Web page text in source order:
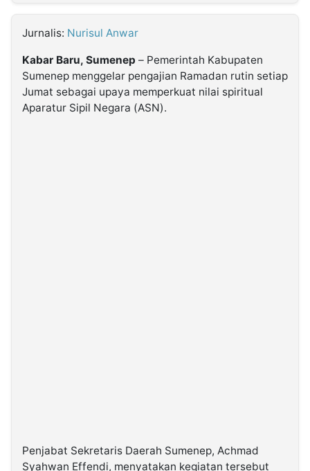
INDONESIA
Partner
Insight
NTB
Suara
Time
Lens
IDN
Daily
Jogja
Jalan
Rakyat
Idealita
News
Kita
Notice
Dinamikapost.com
Radar
Baru
Seedbacklink
Jurnalis: Nurisul Anwar
Kabar Baru, Sumenep – Pemerintah Kabupaten
Sumenep menggelar pengajian Ramadan rutin setiap
Jumat sebagai upaya memperkuat nilai spiritual
Aparatur Sipil Negara (ASN).
Penjabat Sekretaris Daerah Sumenep, Achmad
Syahwan Effendi, menyatakan kegiatan tersebut